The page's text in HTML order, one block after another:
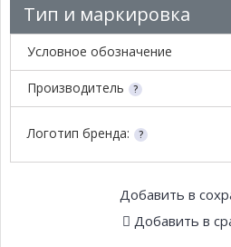
Тип и маркировка
Условное обозначение
Производитель
Логотип бренда:
Добавить в
Добавить в